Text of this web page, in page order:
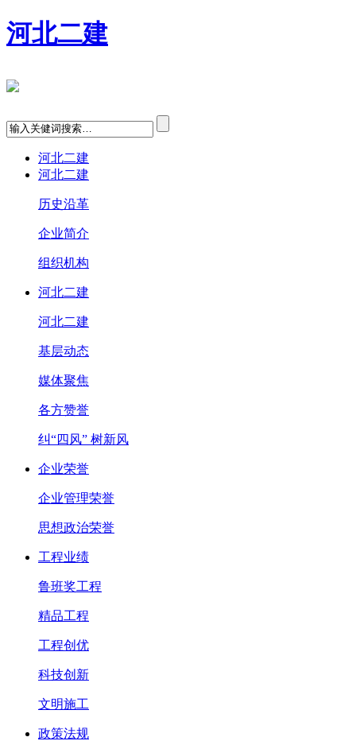
河北二建
河北二建
河北二建
历史沿革
企业简介
组织机构
河北二建
河北二建
基层动态
媒体聚焦
各方赞誉
纠“四风” 树新风
企业荣誉
企业管理荣誉
思想政治荣誉
工程业绩
鲁班奖工程
精品工程
工程创优
科技创新
文明施工
政策法规